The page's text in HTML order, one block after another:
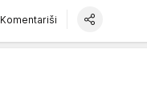
Komentariši